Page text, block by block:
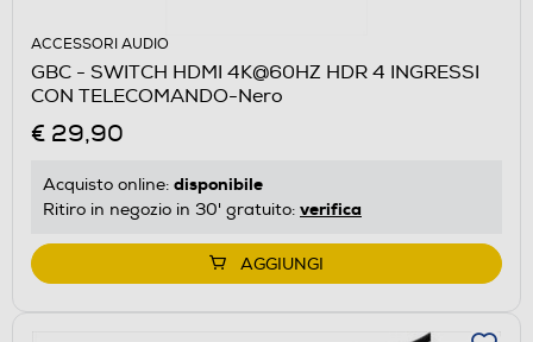
ACCESSORI AUDIO
GBC - SWITCH HDMI 4K@60HZ HDR 4 INGRESSI
CON TELECOMANDO-Nero
€ 29,90
Acquisto online: disponibile
Ritiro in negozio in 30' gratuito: verifica
AGGIUNGI